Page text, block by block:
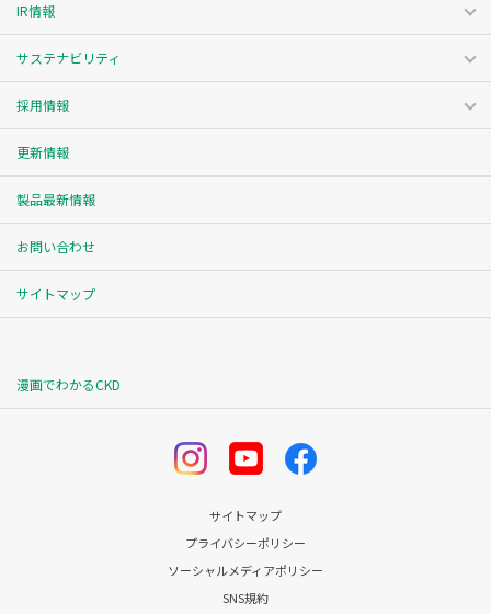
IR情報
サステナビリティ
採用情報
更新情報
製品最新情報
お問い合わせ
サイトマップ
漫画でわかるCKD
サイトマップ
プライバシーポリシー
ソーシャルメディアポリシー
SNS規約